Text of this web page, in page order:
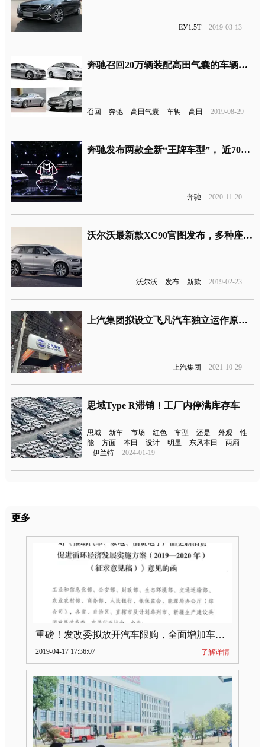
EУ1.5T 2019-03-13
奔驰召回20万辆装配高田气囊的车辆，召回包括C级、E级、GLK级等
召回 奔驰 高田气囊 车辆 高田 2019-08-29
奔驰发布两款全新“王牌车型”， 近70%车主都在中国
奔驰 2020-11-20
沃尔沃最新款XC90官图发布，多种座椅布局科技配置升级
沃尔沃 发布 新款 2019-02-23
上汽集团拟设立飞凡汽车独立运作原有R品牌
上汽集团 2021-10-29
思域Type R滞销！工厂内停满库存车
思域 新车 市场 红色 车型 还是 外观
性
能
方面 本田 设计 明显 东风本田
两厢
伊兰特
2024-01-19
更多
重磅！发改委拟放开汽车限购，全面增加车牌指标
2019-04-17 17:36:07 了解详情